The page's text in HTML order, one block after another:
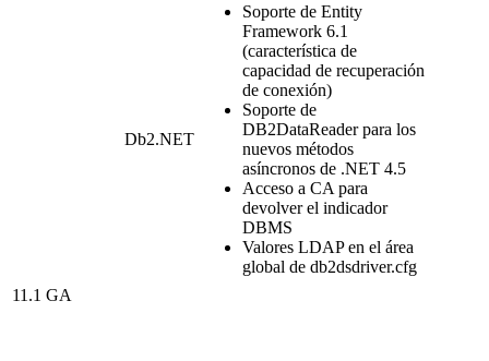
11.1 GA
Db2.NET
Soporte de Entity
Framework 6.1
(característica de
capacidad de recuperación
de conexión)
Soporte de
DB2DataReader para los
nuevos métodos
asíncronos de .NET 4.5
Acceso a CA para
devolver el indicador
DBMS
Valores LDAP en el área
global de db2dsdriver.cfg